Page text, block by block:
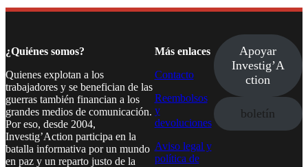
Compartir
¿Quiénes somos?
Quienes explotan a los
trabajadores y se benefician de las
guerras también financian a los
grandes medios de comunicación.
Por eso, desde 2004,
Investig’Action participa en la
batalla informativa por un mundo
en paz y un reparto justo de la
Más enlaces
Contacto
Reembolsos
y
devoluciones
Aviso legal y
política de
Apoyar
Investig’A
ction
boletín